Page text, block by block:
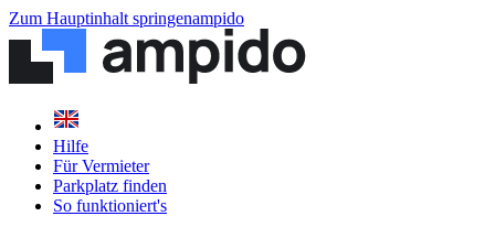
Zum Hauptinhalt springenampido
Hilfe
Für Vermieter
Parkplatz finden
So funktioniert's